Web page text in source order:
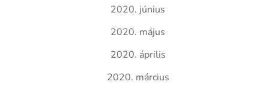
2020. június
2020. május
2020. április
2020. március